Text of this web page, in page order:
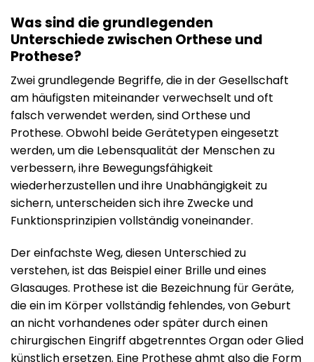
Was sind die grundlegenden
Unterschiede zwischen Orthese und
Prothese?
Zwei grundlegende Begriffe, die in der Gesellschaft
am häufigsten miteinander verwechselt und oft
falsch verwendet werden, sind Orthese und
Prothese. Obwohl beide Gerätetypen eingesetzt
werden, um die Lebensqualität der Menschen zu
verbessern, ihre Bewegungsfähigkeit
wiederherzustellen und ihre Unabhängigkeit zu
sichern, unterscheiden sich ihre Zwecke und
Funktionsprinzipien vollständig voneinander.
Der einfachste Weg, diesen Unterschied zu
verstehen, ist das Beispiel einer Brille und eines
Glasauges. Prothese ist die Bezeichnung für Geräte,
die ein im Körper vollständig fehlendes, von Geburt
an nicht vorhandenes oder später durch einen
chirurgischen Eingriff abgetrenntes Organ oder Glied
künstlich ersetzen. Eine Prothese ahmt also die Form